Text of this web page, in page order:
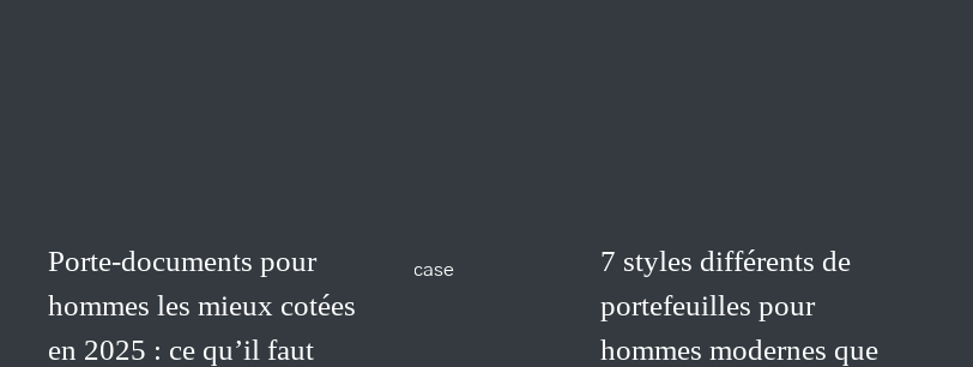
Porte-documents pour
hommes les mieux cotées
en 2025 : ce qu’il faut
7 styles différents de
portefeuilles pour
hommes modernes que